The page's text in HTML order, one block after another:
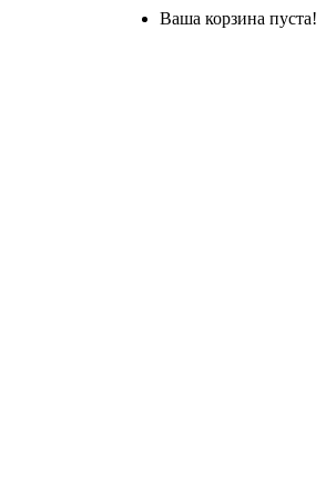
Ваша корзина пуста!